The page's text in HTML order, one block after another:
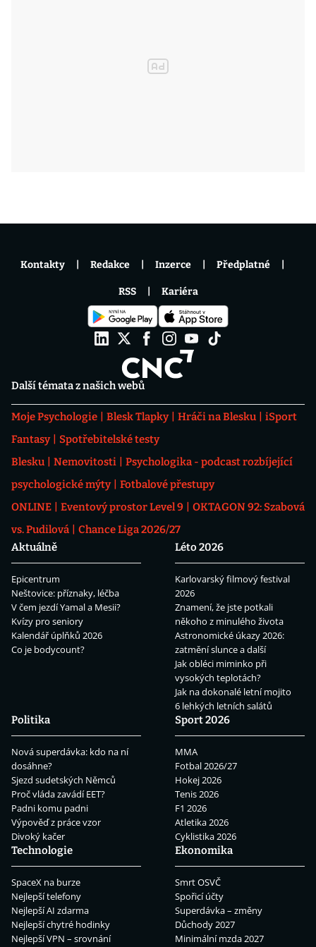
Další témata z našich webů
Moje Psychologie Blesk Tlapky Hráči na Blesku
iSport
Fantasy
Spotřebitelské testy
Blesku
Nemovitosti
Psychologika - podcast rozbíjející
psychologické mýty
Fotbalové přestupy
ONLINE
Eventový prostor Level 9
OKTAGON 92: Szabová
vs. Pudilová
Chance Liga 2026/27
Aktuálně
Epicentrum
Neštovice: příznaky, léčba
V čem jezdí Yamal a Mesii?
Kvízy pro seniory
Kalendář úplňků 2026
Co je bodycount?
Léto 2026
Karlovarský filmový festival
2026
Znamení, že jste potkali
někoho z minulého života
Astronomické úkazy 2026:
zatmění slunce a další
Jak obléci miminko při
vysokých teplotách?
Jak na dokonalé letní mojito
6 lehkých letních salátů
Politika
Nová superdávka: kdo na ní
dosáhne?
Sjezd sudetských Němců
Proč vláda zavádí EET?
Padni komu padni
Výpověď z práce vzor
Divoký kačer
Sport 2026
MMA
Fotbal 2026/27
Hokej 2026
Tenis 2026
F1 2026
Atletika 2026
Cyklistika 2026
Technologie
SpaceX na burze
Nejlepší telefony
Nejlepší AI zdarma
Nejlepší chytré hodinky
Nejlepší VPN – srovnání
Ekonomika
Smrt OSVČ
Spořicí účty
Superdávka – změny
Důchody 2027
Minimální mzda 2027
Kontakty Redakce Inzerce Předplatné
RSS Kariéra